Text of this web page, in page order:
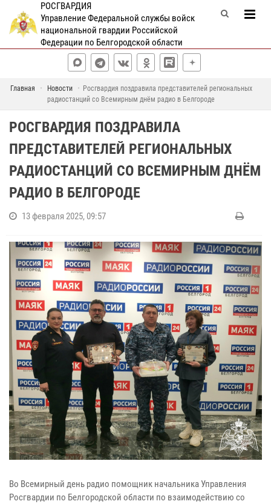
РОСГВАРДИЯ
Управление Федеральной службы войск
национальной гвардии Российской
Федерации по Белгородской области
Главная Новости
Росгвардия поздравила представителей региональных
радиостанций со Всемирным днём радио в Белгороде
РОСГВАРДИЯ ПОЗДРАВИЛА
ПРЕДСТАВИТЕЛЕЙ РЕГИОНАЛЬНЫХ
РАДИОСТАНЦИЙ СО ВСЕМИРНЫМ ДНЁМ
РАДИО В БЕЛГОРОДЕ
13 февраля 2025, 09:57
Во Всемирный день радио помощник начальника Управления
Росгвардии по Белгородской области по взаимодействию со